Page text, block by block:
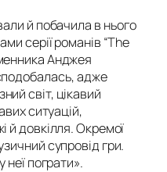
й побачила в нього
серії романів “The
Анджея
адже
світ, цікавий
ситуацій,
й довкілля. Окремої
супровід гри.
неї пограти».